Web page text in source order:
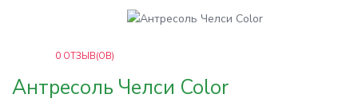
0 ОТЗЫВ(ОВ)
Антресоль Челси Color